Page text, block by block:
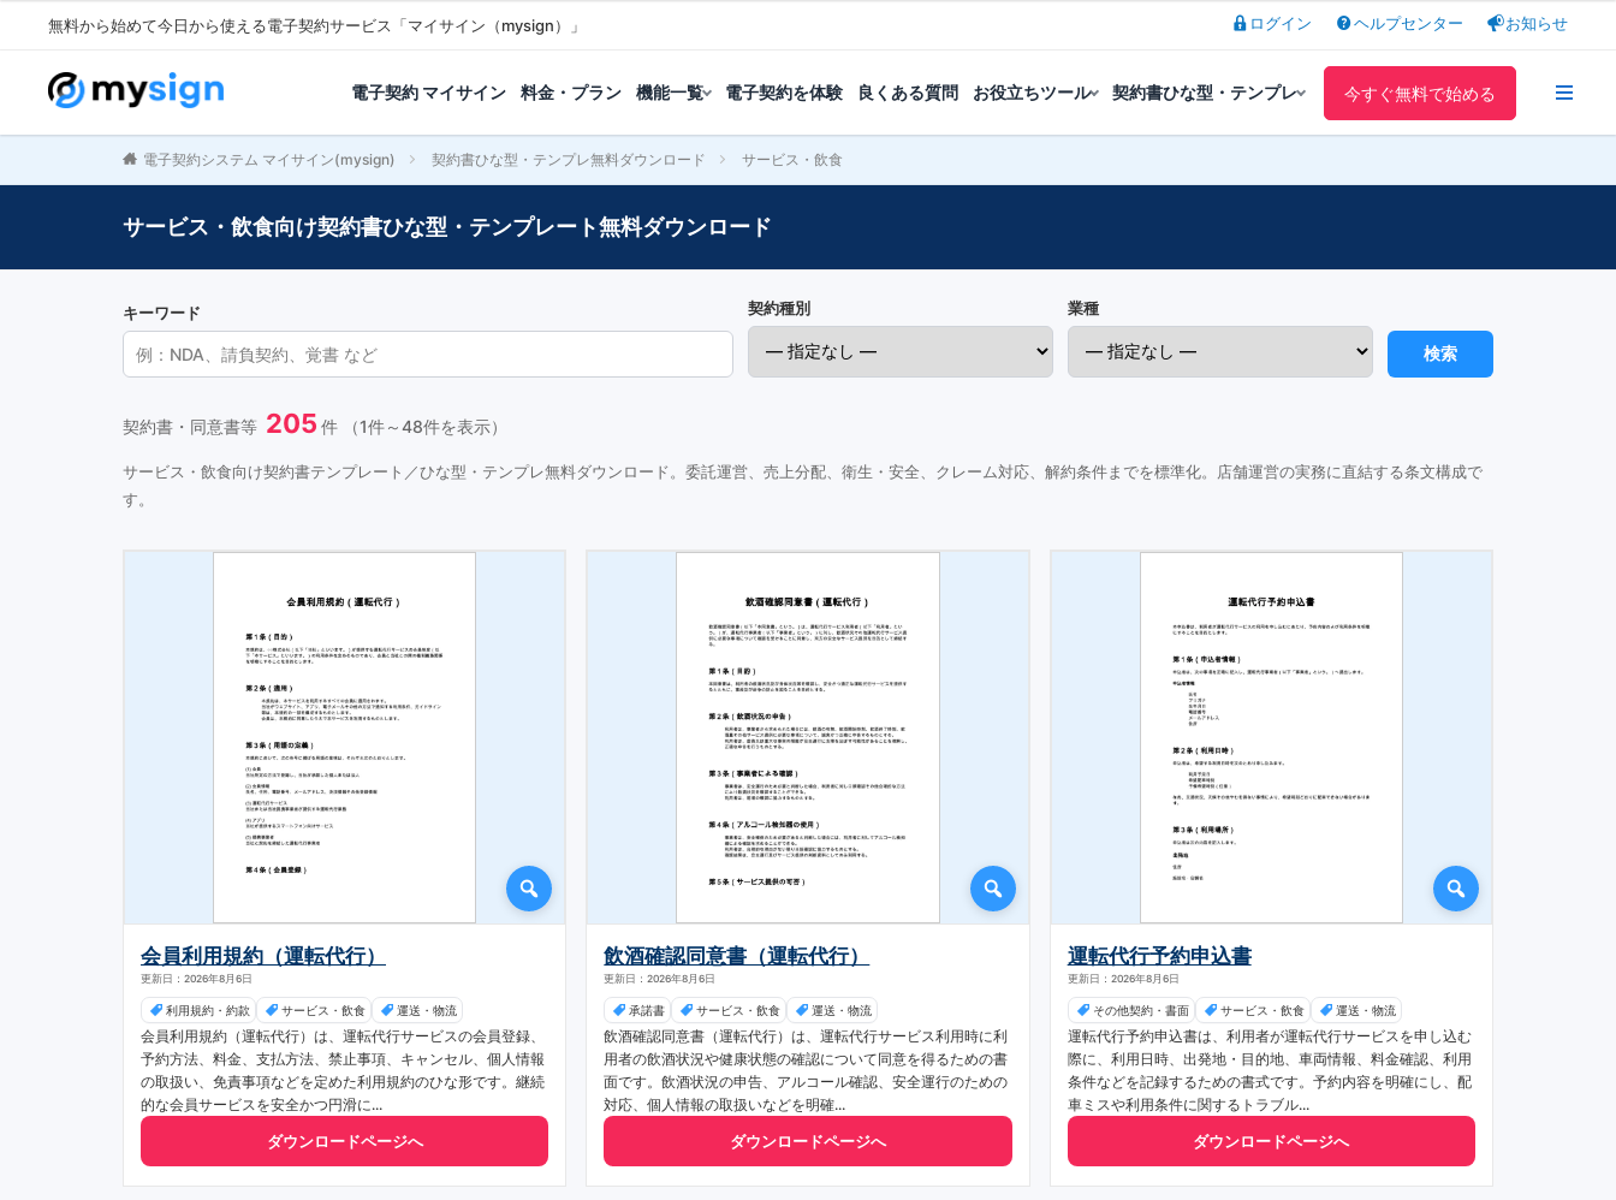
無料から始めて今日から使える電子契約サービス「マイサイン（mysign）」 ログイン ヘルプセンター お知らせ
電子契約 マイサイン 料金・プラン 機能一覧 電子契約を体験 良くある質問 お役立ちツール 契約書ひな型・テンプレ 今すぐ無料で始める
電子契約システム マイサイン(mysign) 契約書ひな型・テンプレ無料ダウンロード サービス・飲食
サービス・飲食向け契約書ひな型・テンプレート無料ダウンロード
キーワード 契約種別 業種
検索
契約書・同意書等 205 件 （1件～48件を表示）
サービス・飲食向け契約書テンプレート／ひな型・テンプレ無料ダウンロード。委託運営、売上分配、衛生・安全、クレーム対応、解約条件までを標準化。店舗運営の実務に直結する条文構成で
す。
会員利用規約（運転代行）
更新日：2026年8月6日
利用規約・約款 サービス・飲食 運送・物流
会員利用規約（運転代行）は、運転代行サービスの会員登録、
予約方法、料金、支払方法、禁止事項、キャンセル、個人情報
の取扱い、免責事項などを定めた利用規約のひな形です。継続
的な会員サービスを安全かつ円滑に...
ダウンロードページへ
飲酒確認同意書（運転代行）
更新日：2026年8月6日
承諾書 サービス・飲食 運送・物流
飲酒確認同意書（運転代行）は、運転代行サービス利用時に利
用者の飲酒状況や健康状態の確認について同意を得るための書
面です。飲酒状況の申告、アルコール確認、安全運行のための
対応、個人情報の取扱いなどを明確...
ダウンロードページへ
運転代行予約申込書
更新日：2026年8月6日
その他契約・書面 サービス・飲食 運送・物流
運転代行予約申込書は、利用者が運転代行サービスを申し込む
際に、利用日時、出発地・目的地、車両情報、料金確認、利用
条件などを記録するための書式です。予約内容を明確にし、配
車ミスや利用条件に関するトラブル...
ダウンロードページへ